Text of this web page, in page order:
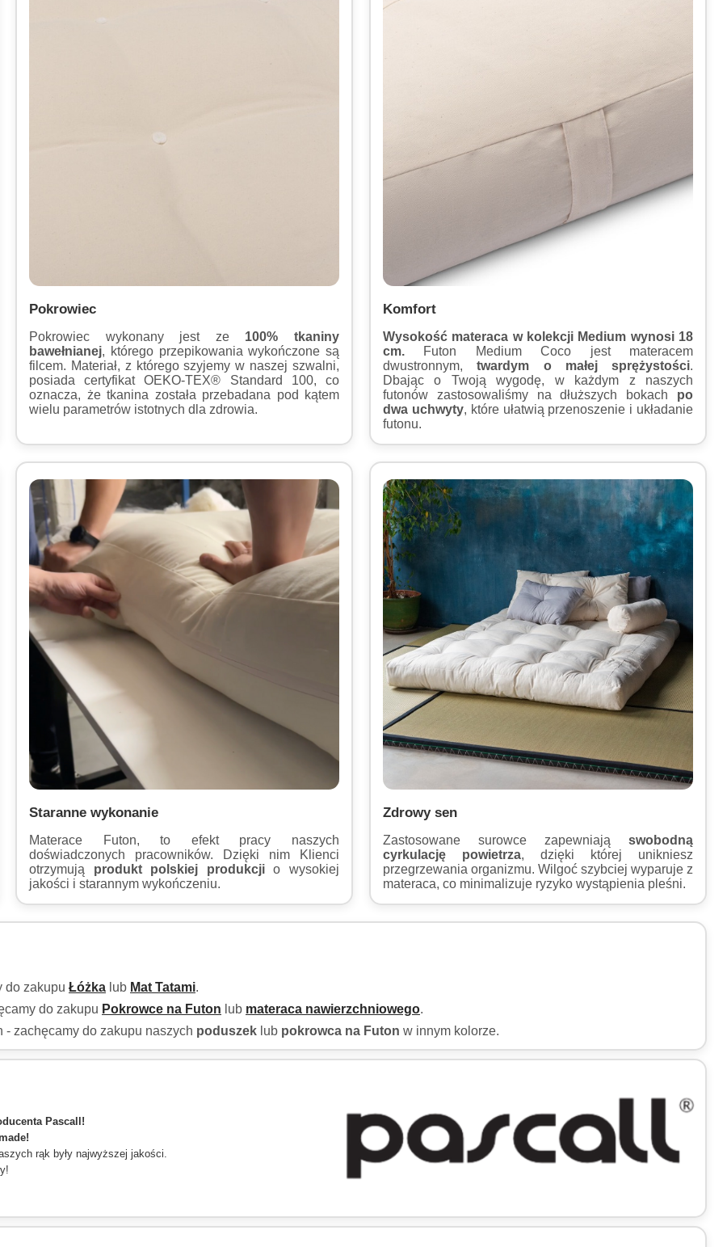
Pokrowiec
Pokrowiec wykonany jest ze 100% tkaniny
bawełnianej, którego przepikowania wykończone są
filcem. Materiał, z którego szyjemy w naszej szwalni,
posiada certyfikat OEKO-TEX® Standard 100, co
oznacza, że tkanina została przebadana pod kątem
wielu parametrów istotnych dla zdrowia.
Komfort
Wysokość materaca w kolekcji Medium wynosi 18
cm. Futon Medium Coco jest materacem
dwustronnym,twardym o małej sprężystości.
Dbając o Twoją wygodę, w każdym z naszych
futonów zastosowaliśmy na dłuższych bokach po
dwa uchwyty, które ułatwią przenoszenie i układanie
futonu.
Staranne wykonanie
Materace Futon, to efekt pracy naszych
doświadczonych pracowników. Dzięki nim Klienci
otrzymują produkt polskiej produkcjio wysokiej
jakości i starannym wykończeniu.
Zdrowy sen
Zastosowane surowce zapewniają swobodną
cyrkulację powietrza, dzięki której unikniesz
przegrzewania organizmu. Wilgoć szybciej wyparuje z
materaca, co minimalizuje ryzyko wystąpienia pleśni.
do zakupu Łóżka lub Mat Tatami.
do zakupu Pokrowce na Futon lub materaca nawierzchniowego.
zachęcamy do zakupu naszych poduszek lub pokrowca na Futon w innym kolorze.
Pascall!
rąk były najwyższej jakości.